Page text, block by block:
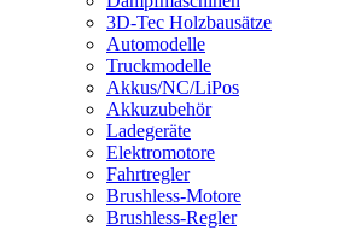
3D-Tec Holzbausätze
Automodelle
Truckmodelle
Akkus/NC/LiPos
Akkuzubehör
Ladegeräte
Elektromotore
Fahrtregler
Brushless-Motore
Brushless-Regler